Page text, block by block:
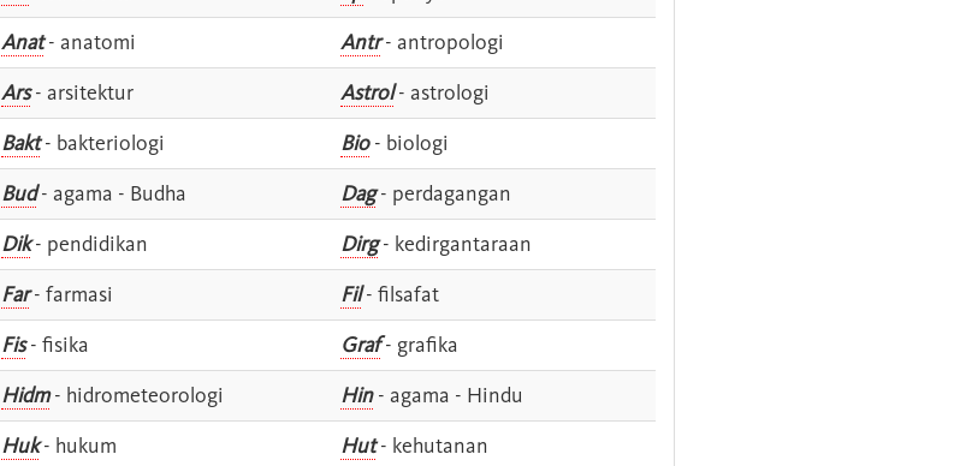
Anat- anatomi Antr- antropologi
Ars- arsitektur Astrol- astrologi
Bakt- bakteriologi Bio- biologi
Bud- agama - Budha Dag- perdagangan
Dik- pendidikan Dirg- kedirgantaraan
Far- farmasi Fil- filsafat
Fis- fisika Graf- grafika
Hidm- hidrometeorologi Hin- agama - Hindu
Huk- hukum Hut- kehutanan